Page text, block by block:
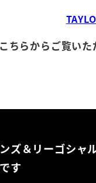
ちらからご覧いた
ズ＆リーゴシャ
す